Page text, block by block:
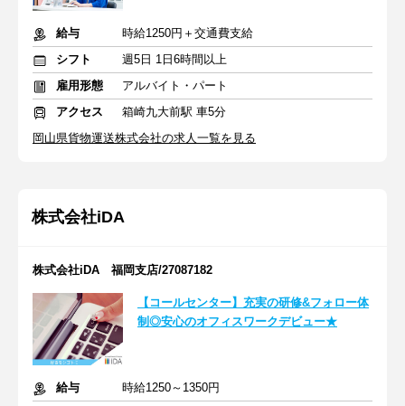
給与
時給1250円＋交通費支給
シフト
週5日 1日6時間以上
雇用形態
アルバイト・パート
アクセス
箱崎九大前駅 車5分
岡山県貨物運送株式会社の求人一覧を見る
株式会社iDA
株式会社iDA 福岡支店/27087182
【コールセンター】充実の研修&フォロー体
制◎安心のオフィスワークデビュー★
給与
時給1250～1350円